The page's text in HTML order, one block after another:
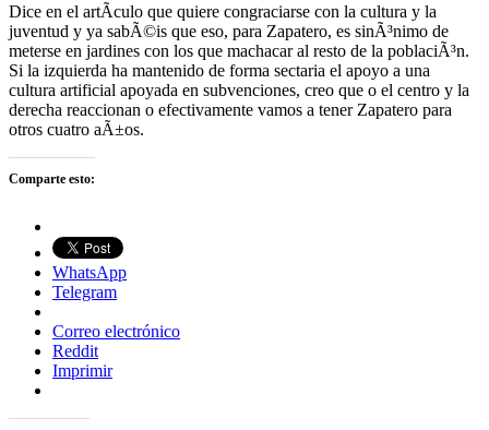
Dice en el artÃ­culo que quiere congraciarse con la cultura y la
juventud y ya sabÃ©is que eso, para Zapatero, es sinÃ³nimo de
meterse en jardines con los que machacar al resto de la poblaciÃ³n.
Si la izquierda ha mantenido de forma sectaria el apoyo a una
cultura artificial apoyada en subvenciones, creo que o el centro y la
derecha reaccionan o efectivamente vamos a tener Zapatero para
otros cuatro aÃ±os.
Comparte esto:
WhatsApp
Telegram
Correo electrónico
Reddit
Imprimir